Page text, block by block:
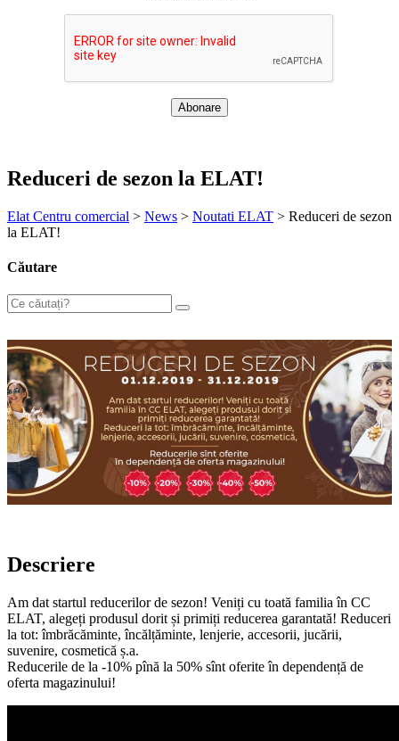
Reduceri de sezon la ELAT!
Elat Centru comercial > News > Noutati ELAT > Reduceri de sezon
la ELAT!
Căutare
Descriere
Am dat startul reducerilor de sezon! Veniți cu toată familia în CC
ELAT, alegeți produsul dorit și primiți reducerea garantată! Reduceri
la tot: îmbrăcăminte, încălțăminte, lenjerie, accesorii, jucării,
suvenire, cosmetică ș.a.
Reducerile de la -10% pînă la 50% sînt oferite în dependență de
oferta magazinului!